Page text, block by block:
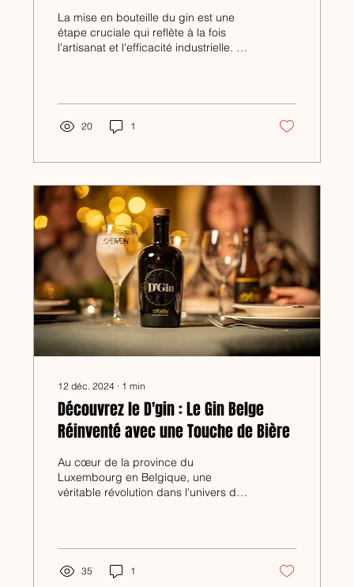
La mise en bouteille du gin est une
étape cruciale qui reflète à la fois
l'artisanat et l'efficacité industrielle. Ce
20 1
12 déc. 2024 ∙ 1 min
Découvrez le D'gin : Le Gin Belge
Réinventé avec une Touche de Bière
Au cœur de la province du
Luxembourg en Belgique, une
véritable révolution dans l'univers des
35 1